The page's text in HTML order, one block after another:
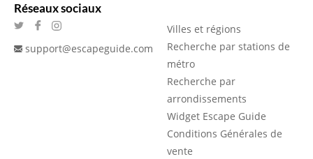
Réseaux sociaux
support@escapeguide.com
Villes et régions
Recherche par stations de
métro
Recherche par
arrondissements
Widget Escape Guide
Conditions Générales de
vente